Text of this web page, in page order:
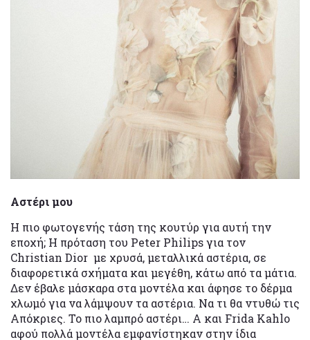
Αστέρι μου
Η πιο φωτογενής τάση της κουτύρ για αυτή την
εποχή; Η πρόταση του Peter Philips για τον
Christian Dior με χρυσά, μεταλλικά αστέρια, σε
διαφορετικά σχήματα και μεγέθη, κάτω από τα μάτια.
Δεν έβαλε μάσκαρα στα μοντέλα και άφησε το δέρμα
χλωμό για να λάμψουν τα αστέρια. Να τι θα ντυθώ τις
Απόκριες. Το πιο λαμπρό αστέρι… Α και Frida Kahlo
αφού πολλά μοντέλα εμφανίστηκαν στην ίδια